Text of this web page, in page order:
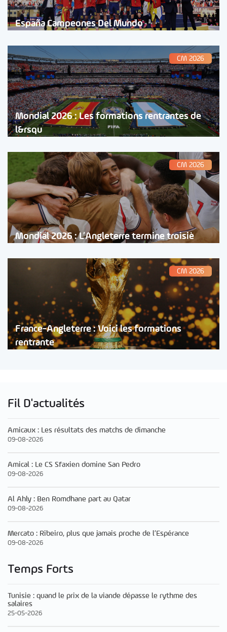
España Campeones Del Mundo
CM 2026
Mondial 2026 : Les formations rentrantes de
l&rsqu
CM 2026
Mondial 2026 : L’Angleterre termine troisiè
CM 2026
France-Angleterre : Voici les formations
rentrante
Fil D'actualités
Amicaux : Les résultats des matchs de dimanche
09-08-2026
Amical : Le CS Sfaxien domine San Pedro
09-08-2026
Al Ahly : Ben Romdhane part au Qatar
09-08-2026
Mercato : Ribeiro, plus que jamais proche de l’Espérance
09-08-2026
Temps Forts
Tunisie : quand le prix de la viande dépasse le rythme des
salaires
25-05-2026